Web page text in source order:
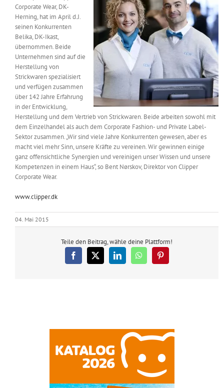
Kontakt
Messen & Events
Unternehmen
Interviews
Wissen
Product Guide
Jobshop
Suche
Corporate Wear, DK-
Herning, hat im April d.J.
seinen Konkurrenten
Belika, DK-Ikast,
übernommen. Beide
Unternehmen sind auf die
Herstellung von
Strickwaren spezialisiert
und verfügen zusammen
über 142 Jahre Erfahrung
in der Entwicklung,
Herstellung und dem Vertrieb von Strickwaren. Beide arbeiten sowohl mit
dem Einzelhandel als auch dem Corporate Fashion- und Private Label-
Sektor zusammen. „Wir sind viele Jahre Konkurrenten gewesen, aber es
macht viel mehr Sinn, unsere Kräfte zu vereinen. Wir gewinnen einige
ganz offensichtliche Synergien und vereinigen unser Wissen und unsere
Kompetenzen in einem Haus“, so Bent Nørskov, Direktor von Clipper
Corporate Wear.
www.clipper.dk
04. Mai 2015
Teile den Beitrag, wähle deine Plattform!
Facebook
X LinkedInWhatsAppPinterest